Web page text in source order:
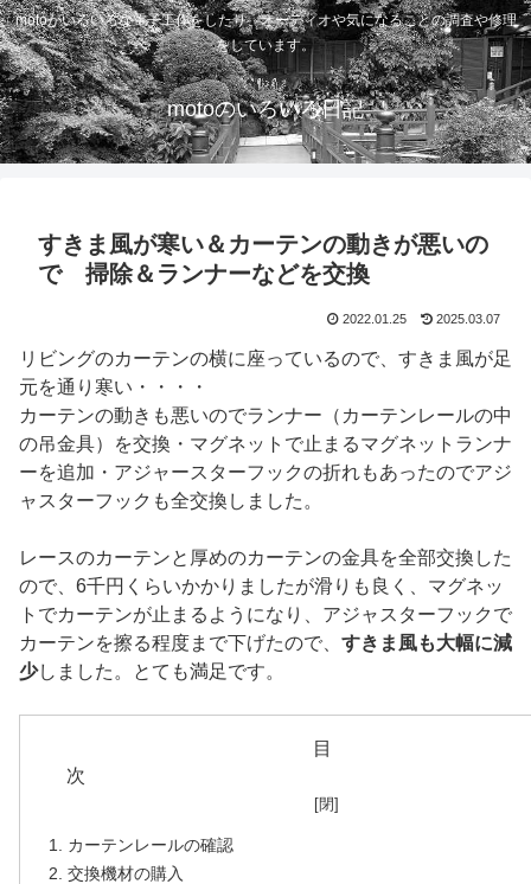
motoがいろいろな電子工作をしたり、オーディオや気になることの調査や修理
をしています。
motoのいろいろ日記
すきま風が寒い＆カーテンの動きが悪いの
で 掃除＆ランナーなどを交換
2022.01.25 2025.03.07
リビングのカーテンの横に座っているので、すきま風が足
元を通り寒い・・・・
カーテンの動きも悪いのでランナー（カーテンレールの中
の吊金具）を交換・マグネットで止まるマグネットランナ
ーを追加・アジャースターフックの折れもあったのでアジ
ャスターフックも全交換しました。
レースのカーテンと厚めのカーテンの金具を全部交換した
ので、6千円くらいかかりましたが滑りも良く、マグネッ
トでカーテンが止まるようになり、アジャスターフックで
カーテンを擦る程度まで下げたので、 すきま風も大幅に減
少しました。とても満足です。
目
カーテンレールの確認
交換機材の購入